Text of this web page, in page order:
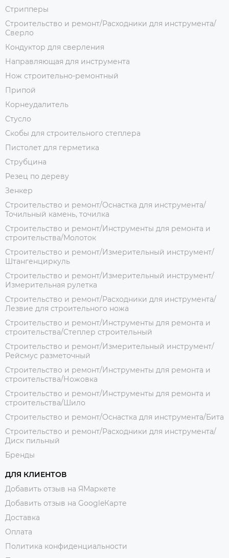
Стрипперы
Строительство и ремонт/Расходники для инструмента/
Сверло
Кондуктор для сверления
Направляющая для инструмента
Нож строительно-ремонтный
Припой
Корнеудалитель
Стусло
Скобы для строительного степлера
Пистолет для герметика
Струбцина
Резец по дереву
Зенкер
Строительство и ремонт/Оснастка для инструмента/
Точильный камень, точилка
Строительство и ремонт/Инструменты для ремонта и
строительства/Молоток
Строительство и ремонт/Измерительный инструмент/
Штангенциркуль
Строительство и ремонт/Измерительный инструмент/
Измерительная рулетка
Строительство и ремонт/Расходники для инструмента/
Лезвие для строительного ножа
Строительство и ремонт/Инструменты для ремонта и
строительства/Степлер строительный
Строительство и ремонт/Измерительный инструмент/
Рейсмус разметочный
Строительство и ремонт/Инструменты для ремонта и
строительства/Ножовка
Строительство и ремонт/Инструменты для ремонта и
строительства/Шило
Строительство и ремонт/Оснастка для инструмента/Бита
Строительство и ремонт/Расходники для инструмента/
Диск пильный
Бренды
ДЛЯ КЛИЕНТОВ
Добавить отзыв на ЯМаркете
Добавить отзыв на GoogleКарте
Доставка
Оплата
Политика конфиденциальности